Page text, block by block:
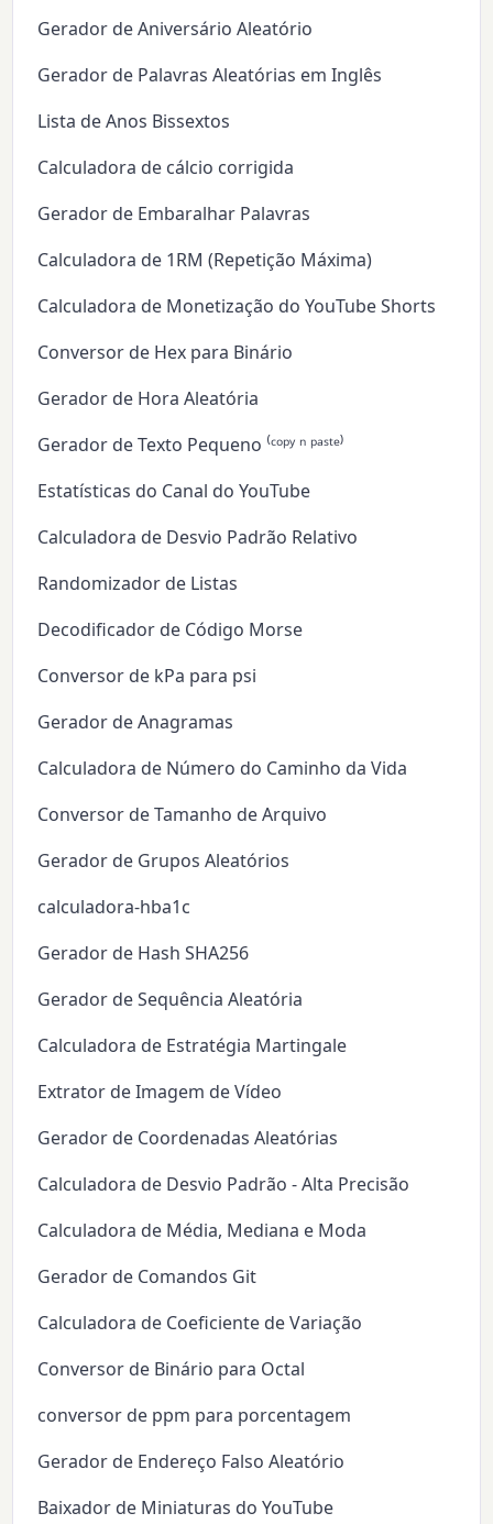
Gerador de Aniversário Aleatório
Gerador de Palavras Aleatórias em Inglês
Lista de Anos Bissextos
Calculadora de cálcio corrigida
Gerador de Embaralhar Palavras
Calculadora de 1RM (Repetição Máxima)
Calculadora de Monetização do YouTube Shorts
Conversor de Hex para Binário
Gerador de Hora Aleatória
Gerador de Texto Pequeno ⁽ᶜᵒᵖʸ ⁿ ᵖᵃˢᵗᵉ⁾
Estatísticas do Canal do YouTube
Calculadora de Desvio Padrão Relativo
Randomizador de Listas
Decodificador de Código Morse
Conversor de kPa para psi
Gerador de Anagramas
Calculadora de Número do Caminho da Vida
Conversor de Tamanho de Arquivo
Gerador de Grupos Aleatórios
calculadora-hba1c
Gerador de Hash SHA256
Gerador de Sequência Aleatória
Calculadora de Estratégia Martingale
Extrator de Imagem de Vídeo
Gerador de Coordenadas Aleatórias
Calculadora de Desvio Padrão - Alta Precisão
Calculadora de Média, Mediana e Moda
Gerador de Comandos Git
Calculadora de Coeficiente de Variação
Conversor de Binário para Octal
conversor de ppm para porcentagem
Gerador de Endereço Falso Aleatório
Baixador de Miniaturas do YouTube